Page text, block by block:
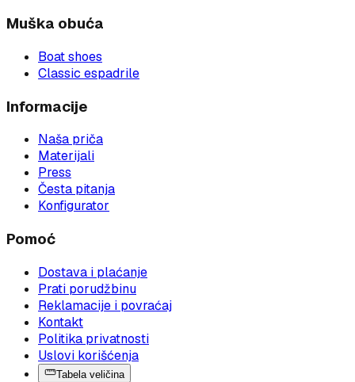
Muška obuća
Boat shoes
Classic espadrile
Informacije
Naša priča
Materijali
Press
Česta pitanja
Konfigurator
Pomoć
Dostava i plaćanje
Prati porudžbinu
Reklamacije i povraćaj
Kontakt
Politika privatnosti
Uslovi korišćenja
Tabela veličina